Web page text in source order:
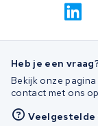
Heb je een
Bekijk onze
contact met ons
Veelgestelde